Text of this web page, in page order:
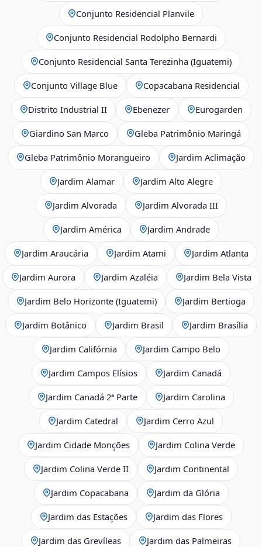
Conjunto Residencial Planvile
Conjunto Residencial Rodolpho Bernardi
Conjunto Residencial Santa Terezinha (Iguatemi)
Conjunto Village Blue Copacabana Residencial
Distrito Industrial II Ebenezer Eurogarden
Giardino San Marco Gleba Patrimônio Maringá
Gleba Patrimônio Morangueiro Jardim Aclimação
Jardim Alamar Jardim Alto Alegre
Jardim Alvorada Jardim Alvorada III
Jardim América Jardim Andrade
Jardim Araucária Jardim Atami Jardim Atlanta
Jardim Aurora Jardim Azaléia Jardim Bela Vista
Jardim Belo Horizonte (Iguatemi) Jardim Bertioga
Jardim Botânico Jardim Brasil Jardim Brasília
Jardim Califórnia Jardim Campo Belo
Jardim Campos Elísios Jardim Canadá
Jardim Canadá 2ª Parte Jardim Carolina
Jardim Catedral Jardim Cerro Azul
Jardim Cidade Monções Jardim Colina Verde
Jardim Colina Verde II Jardim Continental
Jardim Copacabana Jardim da Glória
Jardim das Estações Jardim das Flores
Jardim das Grevíleas Jardim das Palmeiras